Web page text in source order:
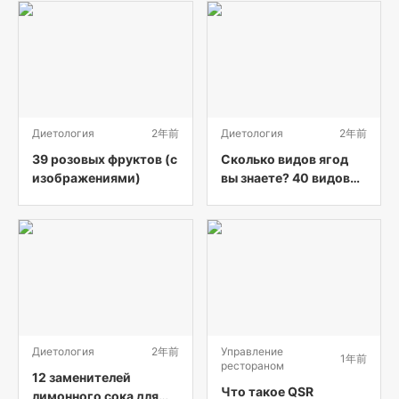
напитки, еду и цены)
Диетология 2年前
39 розовых фруктов (с
изображениями)
Диетология 2年前
Сколько видов ягод
вы знаете? 40 видов
Диетология 2年前
12 заменителей
лимонного сока для
Управление
рестораном
1年前
Что такое QSR